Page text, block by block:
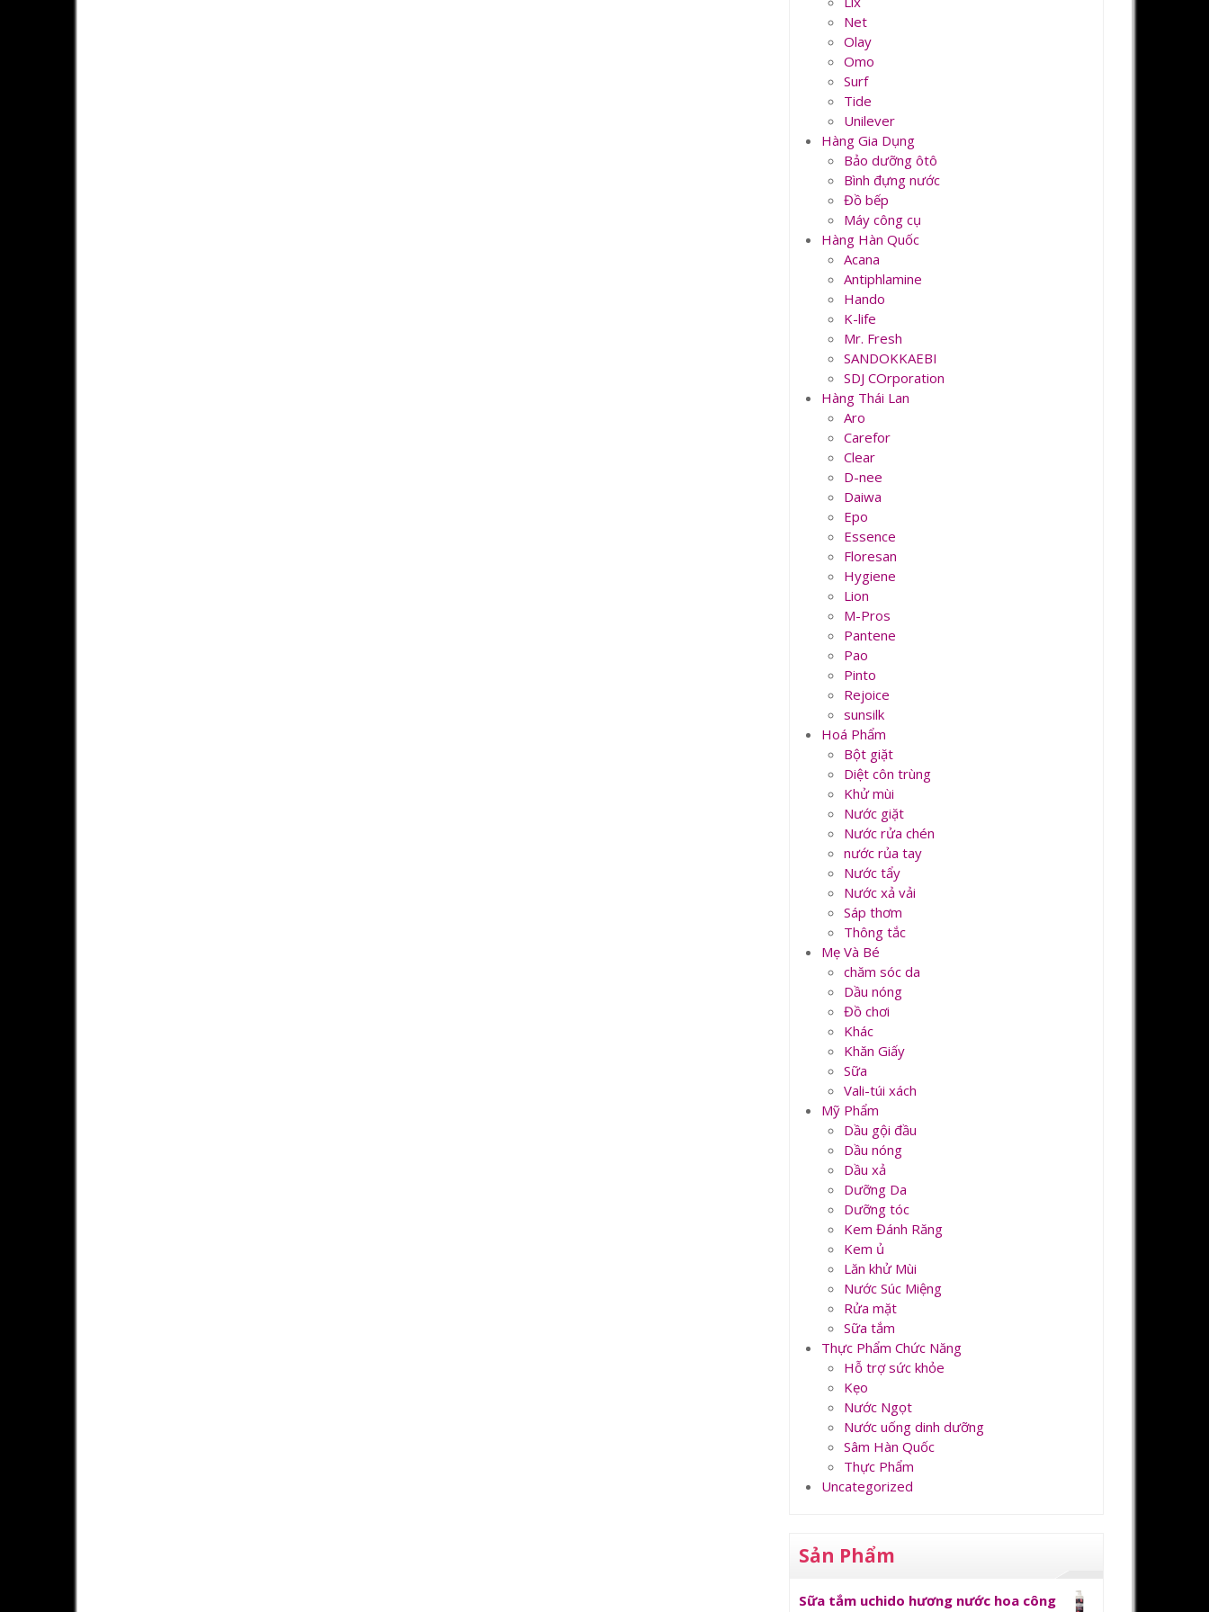
Net
Olay
Omo
Surf
Tide
Unilever
Hàng Gia Dụng
Bảo dưỡng ôtô
Bình đựng nước
Đồ bếp
Máy công cụ
Hàng Hàn Quốc
Acana
Antiphlamine
Hando
K-life
Mr. Fresh
SANDOKKAEBI
SDJ COrporation
Hàng Thái Lan
Aro
Carefor
Clear
D-nee
Daiwa
Epo
Essence
Floresan
Hygiene
Lion
M-Pros
Pantene
Pao
Pinto
Rejoice
sunsilk
Hoá Phẩm
Bột giặt
Diệt côn trùng
Khử mùi
Nước giặt
Nước rửa chén
nước rủa tay
Nước tẩy
Nước xả vải
Sáp thơm
Thông tắc
Mẹ Và Bé
chăm sóc da
Dầu nóng
Đồ chơi
Khác
Khăn Giấy
Sữa
Vali-túi xách
Mỹ Phẩm
Dầu gội đầu
Dầu nóng
Dầu xả
Dưỡng Da
Dưỡng tóc
Kem Đánh Răng
Kem ủ
Lăn khử Mùi
Nước Súc Miệng
Rửa mặt
Sữa tắm
Thực Phẩm Chức Năng
Hỗ trợ sức khỏe
Kẹo
Nước Ngọt
Nước uống dinh dưỡng
Sâm Hàn Quốc
Thực Phẩm
Uncategorized
Sản Phẩm
Sữa tắm uchido hương nước hoa công